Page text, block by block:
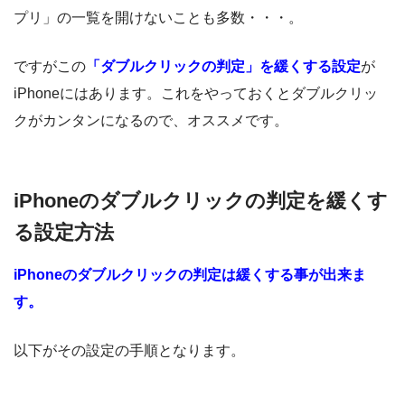
プリ」の一覧を開けないことも多数・・・。
ですがこの 「ダブルクリックの判定」を緩くする設定が
iPhoneにはあります。これをやっておくとダブルクリッ
クがカンタンになるので、オススメです。
iPhoneのダブルクリックの判定を緩くす
る設定方法
iPhoneのダブルクリックの判定は緩くする事が出来ま
す。
以下がその設定の手順となります。